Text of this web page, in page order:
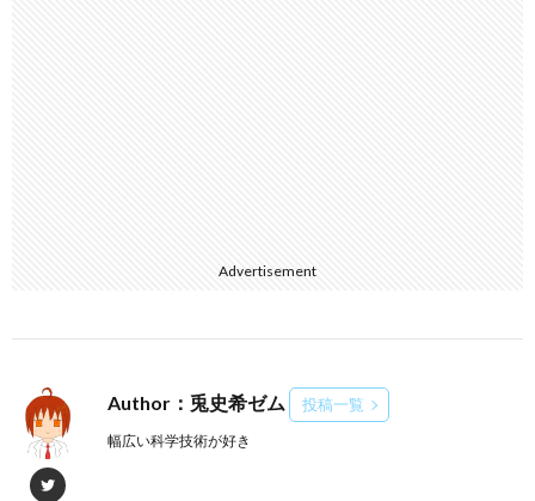
Advertisement
Author：兎史希ゼム 投稿一覧
幅広い科学技術が好き